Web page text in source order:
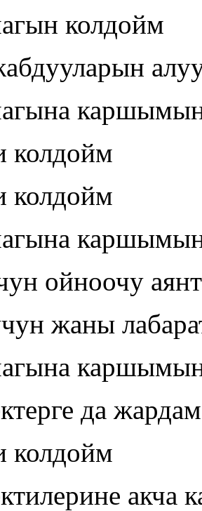
колдойм
колдойм
колдойм
ойноочу аянт
жаны
да
колдойм
акча